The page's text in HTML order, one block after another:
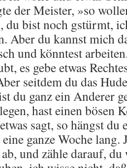
der Meister, »so
du bist noch gstürmt,
Aber du kannst mich
und könntest
es gebe etwas
seitdem du das
du ganz ein Anderer
hast einen bösen
sagt, so hängst du
ganze Woche
und zähle darauf,